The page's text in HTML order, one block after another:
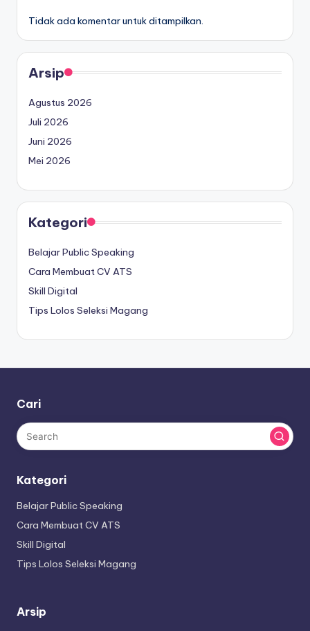
Tidak ada komentar untuk ditampilkan.
Arsip
Agustus 2026
Juli 2026
Juni 2026
Mei 2026
Kategori
Belajar Public Speaking
Cara Membuat CV ATS
Skill Digital
Tips Lolos Seleksi Magang
Cari
Kategori
Belajar Public Speaking
Cara Membuat CV ATS
Skill Digital
Tips Lolos Seleksi Magang
Arsip